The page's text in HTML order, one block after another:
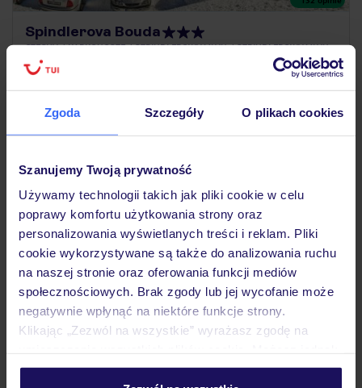
Zgoda Szczegóły O plikach cookies
Szanujemy Twoją prywatność
Używamy technologii takich jak pliki cookie w celu
poprawy komfortu użytkowania strony oraz
personalizowania wyświetlanych treści i reklam. Pliki
cookie wykorzystywane są także do analizowania ruchu
na naszej stronie oraz oferowania funkcji mediów
społecznościowych. Brak zgody lub jej wycofanie może
negatywnie wpłynąć na niektóre funkcje strony.
Klikając „Zezwól na wszystkie” wyrażasz zgodę na
personalizować swój wybór wchodząc w zakładkę
Spindlerova Bouda
CZECHY KARKONOSZE SZPINDLEROWY MŁYN SZPINDLEROWY MŁYN
1 410
Śniadanie
Na terenie Karkonoskiego Parku Narodowego